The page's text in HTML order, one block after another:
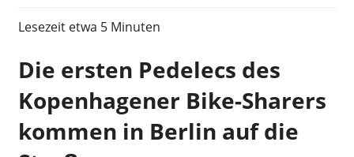
Lesezeit etwa 5 Minuten
Die ersten Pedelecs des
Kopenhagener Bike-Sharers
kommen in Berlin auf die